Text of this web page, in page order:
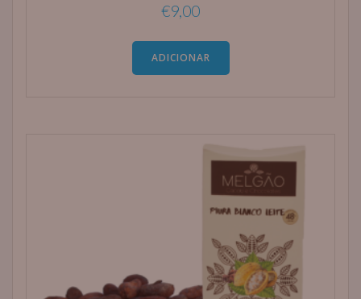
€9,00
ADICIONAR